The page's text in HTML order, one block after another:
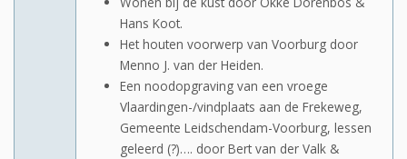
Hans Koot.
Het houten voorwerp van Voorburg door
Menno J. van der Heiden.
Een noodopgraving van een vroege
Vlaardingen-/vindplaats aan de Frekeweg,
Gemeente Leidschendam-Voorburg, lessen
geleerd (?)…. door Bert van der Valk &